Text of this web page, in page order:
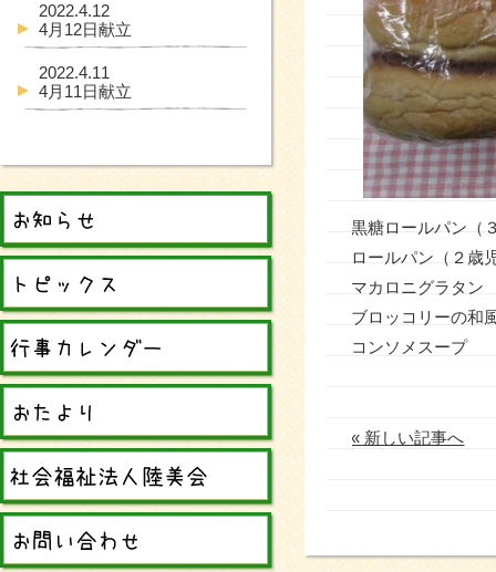
黒糖ロールパン（
ロールパン（２歳
マカロニグラタン
ブロッコリーの和
コンソメスープ
« 新しい記事へ
2022.4.12
4月12日献立
2022.4.11
4月11日献立